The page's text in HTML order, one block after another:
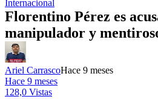
Internacional
Florentino Pérez es
manipulador y
Ariel CarrascoHace 9 meses
Hace 9 meses
128,0 Vistas